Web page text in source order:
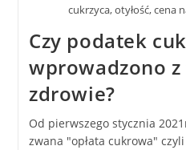
cukrzyca, otyłość, cena
Czy podatek
wprowadzono
zdrowie?
Od pierwszego stycznia
zwana "opłata cukrowa"